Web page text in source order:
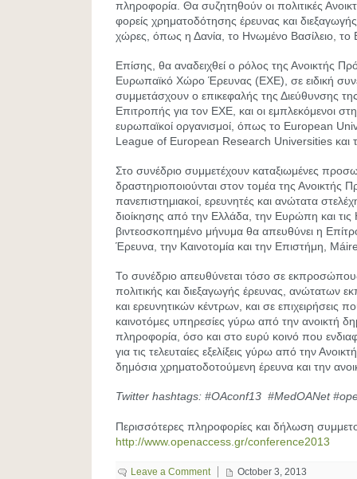
πληροφορία. Θα συζητηθούν οι πολιτικές
φορείς χρηματοδότησης έρευνας και
χώρες, όπως η Δανία, το Ηνωμένο Βασίλειο, το
Επίσης, θα αναδειχθεί ο ρόλος της Ανοικτής
Ευρωπαϊκό Χώρο Έρευνας (ΕΧΕ), σε ειδική
συμμετάσχουν ο επικεφαλής της Διεύθυνσης
Επιτροπής για τον ΕΧΕ, και οι εμπλεκόμενοι
ευρωπαϊκοί οργανισμοί, όπως το European
League of European Research Universities και
Στο συνέδριο συμμετέχουν καταξιωμένες
δραστηριοποιούνται στον τομέα της Ανοικτής
πανεπιστημιακοί, ερευνητές και ανώτατα
διοίκησης από την Ελλάδα, την Ευρώπη και
βιντεοσκοπημένο μήνυμα θα απευθύνει η
Έρευνα, την Καινοτομία και την Επιστήμη,
Το συνέδριο απευθύνεται τόσο σε
πολιτικής και διεξαγωγής έρευνας, ανώτατων
και ερευνητικών κέντρων, και σε επιχειρήσεις
καινοτόμες υπηρεσίες γύρω από την ανοικτή
πληροφορία, όσο και στο ευρύ κοινό που
για τις τελευταίες εξελίξεις γύρω από την
δημόσια χρηματοδοτούμενη έρευνα και την
Twitter hashtags: #ΟΑconf13 #MedOANet
Περισσότερες πληροφορίες και δήλωση
http://www.openaccess.gr/conference2013
Leave a Comment October 3, 2013